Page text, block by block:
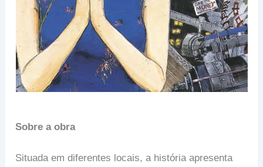
Sobre a obra
Situada em diferentes locais, a história apresenta